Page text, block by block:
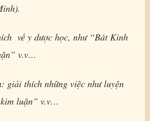
về y dược học, như “Bát Kinh
v.v…
giải thích những việc như luyện
luận” v.v…